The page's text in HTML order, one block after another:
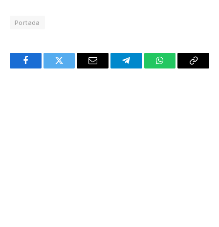
Portada
FacebookTwitter Email TelegramWhatsAppCopy